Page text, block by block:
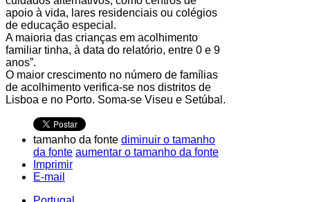
apoio à vida, lares residenciais ou colégios
de educação especial.
A maioria das crianças em acolhimento
familiar tinha, à data do relatório, entre 0 e 9
anos”.
O maior crescimento no número de famílias
de acolhimento verifica-se nos distritos de
Lisboa e no Porto. Soma-se Viseu e Setúbal.
tamanho da fonte diminuir o tamanho
da fonte aumentar o tamanho da fonte
Imprimir
E-mail